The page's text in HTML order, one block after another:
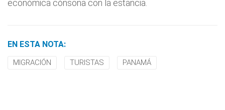
económica cónsona con la estancia.
EN ESTA NOTA:
MIGRACIÓN TURISTAS PANAMÁ